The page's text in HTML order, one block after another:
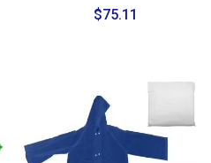
$75.11